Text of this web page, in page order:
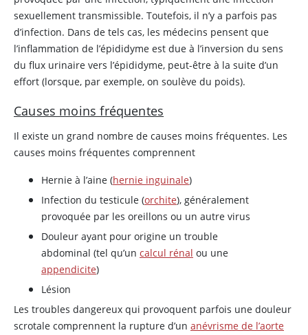
sexuellement transmissible. Toutefois, il n’y a parfois pas
d’infection. Dans de tels cas, les médecins pensent que
l’inflammation de l’épididyme est due à l’inversion du sens
du flux urinaire vers l’épididyme, peut-être à la suite d’un
effort (lorsque, par exemple, on soulève du poids).
Causes moins fréquentes
Il existe un grand nombre de causes moins fréquentes. Les
causes moins fréquentes comprennent
Hernie à l’aine (hernie inguinale)
Infection du testicule (orchite), généralement
provoquée par les oreillons ou un autre virus
Douleur ayant pour origine un trouble
abdominal (tel qu’un calcul rénal ou une
appendicite)
Lésion
Les troubles dangereux qui provoquent parfois une douleur
scrotale comprennent la rupture d’un anévrisme de l’aorte